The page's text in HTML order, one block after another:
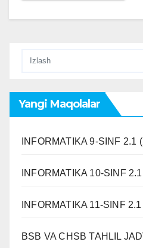
Yangi Maqolalar
INFORMATIKA 9-SINF 2.1
INFORMATIKA 10-SINF
INFORMATIKA 11-SINF
BSB VA CHSB TAHLIL